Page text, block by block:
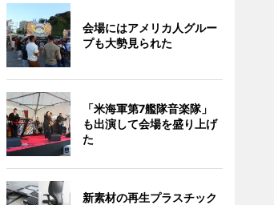
会場にはアメリカ人グルー
プも大勢見られた
「米海軍第7艦隊音楽隊」
も出演して会場を盛り上げ
た
新素材の再生プラスチック